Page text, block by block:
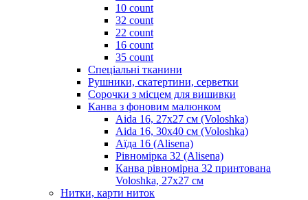
10 count
32 count
22 count
16 count
35 count
Спеціальні тканини
Рушники, скатертини, серветки
Сорочки з місцем для вишивки
Канва з фоновим малюнком
Aida 16, 27х27 см (Voloshka)
Aida 16, 30х40 см (Voloshka)
Аїда 16 (Alisena)
Рівномірка 32 (Alisena)
Канва рівномірна 32 принтована
Voloshka, 27х27 см
Нитки, карти ниток